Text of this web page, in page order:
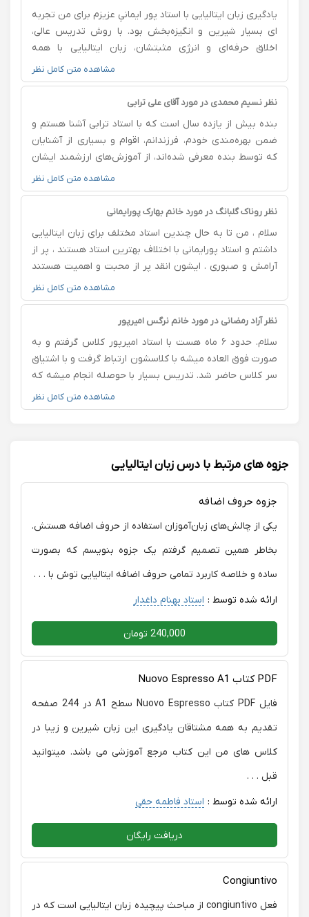
یادگیری زبان ایتالیایی با استاد پور ایمانیِ عزیزم برای من تجربه
ای بسیار شیرین و انگیزه‌بخش بود. با روش تدریس عالی،
اخلاق حرفه‌ای و انرژی مثبتشان، زبان ایتالیایی با همه
سختی‌هاش برای من دوست‌داشتنی شد و اون غول بزرگی که
ساخته بودم شکست و به من اعتمادبه‌نفس داد تا بتوانم از
پس خودم بربیام. کلاس‌ها آن‌قدر جذاب هستند که اصلاً
انتخابم تا همیشه راضیم💝
مشاهده متن کامل نظر
نظر نسیم محمدی در مورد آقای علی ترابی
بنده بیش از یازده سال است که با استاد ترابی آشنا هستم و
ضمن بهره‌مندی خودم، فرزندانم، اقوام و بسیاری از آشنایان
که توسط بنده معرفی شده‌اند، از آموزش‌های ارزشمند ایشان
استفاده کرده‌ایم. بسیار سعادتمندم که در حال حاضر کلیه
درس‌های دبیرستان پسرم تحت آموزش فرد فرهیخته و
باسوادی همچون جناب آقای ترابی قرار دارد
مشاهده متن کامل نظر
نظر روناک گلبانگ در مورد خانم بهارک پورایمانی
سلام ، من تا به حال چندین استاد مختلف برای زبان ایتالیایی
داشتم و استاد پورایمانی با اختلاف بهترین استاد هستند ، پر از
آرامش و صبوری . ایشون انقد پر از محبت و اهمیت هستند
که باعث میشن آدم از بودن در کلاسشون واقعا لذت ببره و
ذوق داشته باشه برای شرکت کردن در جلسات و مشتاق و
چشم انتظار باشه🥺🌸💙 من با اعتماد کردن به استاد و سپردن
مختلف مهارت هام رو تجربه کردم و خیلی از ایراداتم برطرف
شدن توی مدت زمان خیلی کمی . همیشه با آرامش کامل
درس رو توضیح میدن و هرچقد هم بیشتر لازم باشه وقت و
زمان میزارن با تمارین گسترده تا مطمئن بشن شاگرد کاملا
پروسه یادگیریتون با احساس آرامش و همراهی ای پر از
اهمیت باشه من استاد پورایمانی رو بهتون پیشنهاد میکنم
✨✨
مشاهده متن کامل نظر
نظر آراد رمضانی در مورد خانم نرگس امیرپور
سلام. حدود ۶ ماه هست با استاد امیرپور کلاس گرفتم و به
صورت فوق العاده میشه با کلاسشون ارتباط گرفت و با اشتیاق
سر کلاس حاضر شد. تدریس بسیار با حوصله انجام میشه که
زبان آموز هیچوقت از پرسیدن نترسه و بسیار با در نظر گرفتن
شرایط زبان آموز تدریس میکنن که در ترکیب با مسئولیت
مشاهده متن کامل نظر
جزوه های مرتبط با درس زبان ایتالیایی
جزوه حروف اضافه
یکی از چالش‌های زبان‌آموزان استفاده از حروف اضافه هستش.
بخاطر همین تصمیم گرفتم یک جزوه بنویسم که بصورت
ساده و خلاصه کاربرد تمامی حروف اضافه ایتالیایی توش با . . .
ارائه شده توسط : استاد بهنام داغدار
240,000 تومان
PDF کتاب Nuovo Espresso A1
فایل PDF کتاب Nuovo Espresso سطح A1 در 244 صفحه
تقدیم به همه مشتاقان یادگیری این زبان شیرین و زیبا در
کلاس های من این کتاب مرجع آموزشی می باشد. میتوانید
قبل . . .
ارائه شده توسط : استاد فاطمه حقی
دریافت رایگان
Congiuntivo
فعل congiuntivo از مباحث پیچیده زبان ایتالیایی است که در